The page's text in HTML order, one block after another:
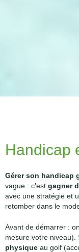
Handicap
Gérer son handicap
vague : c’est gagner
avec une stratégie et
retomber dans le
Avant de démarrer :
mesure votre niveau).
physique au golf